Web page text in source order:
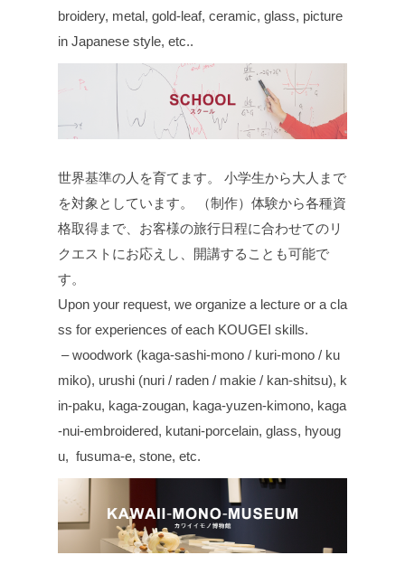
broidery, metal, gold-leaf, ceramic, glass, picture
in Japanese style, etc..
世界基準の人を育てます。 小学生から大人まで
を対象としています。 （制作）体験から各種資
格取得まで、お客様の旅行日程に合わせてのリ
クエストにお応えし、開講することも可能で
す。
Upon your request, we organize a lecture or a cla
ss for experiences of each KOUGEI skills.
– woodwork (kaga-sashi-mono / kuri-mono / ku
miko), urushi (nuri / raden / makie / kan-shitsu), k
in-paku, kaga-zougan, kaga-yuzen-kimono, kaga
-nui-embroidered, kutani-porcelain, glass, hyoug
u, fusuma-e, stone, etc.